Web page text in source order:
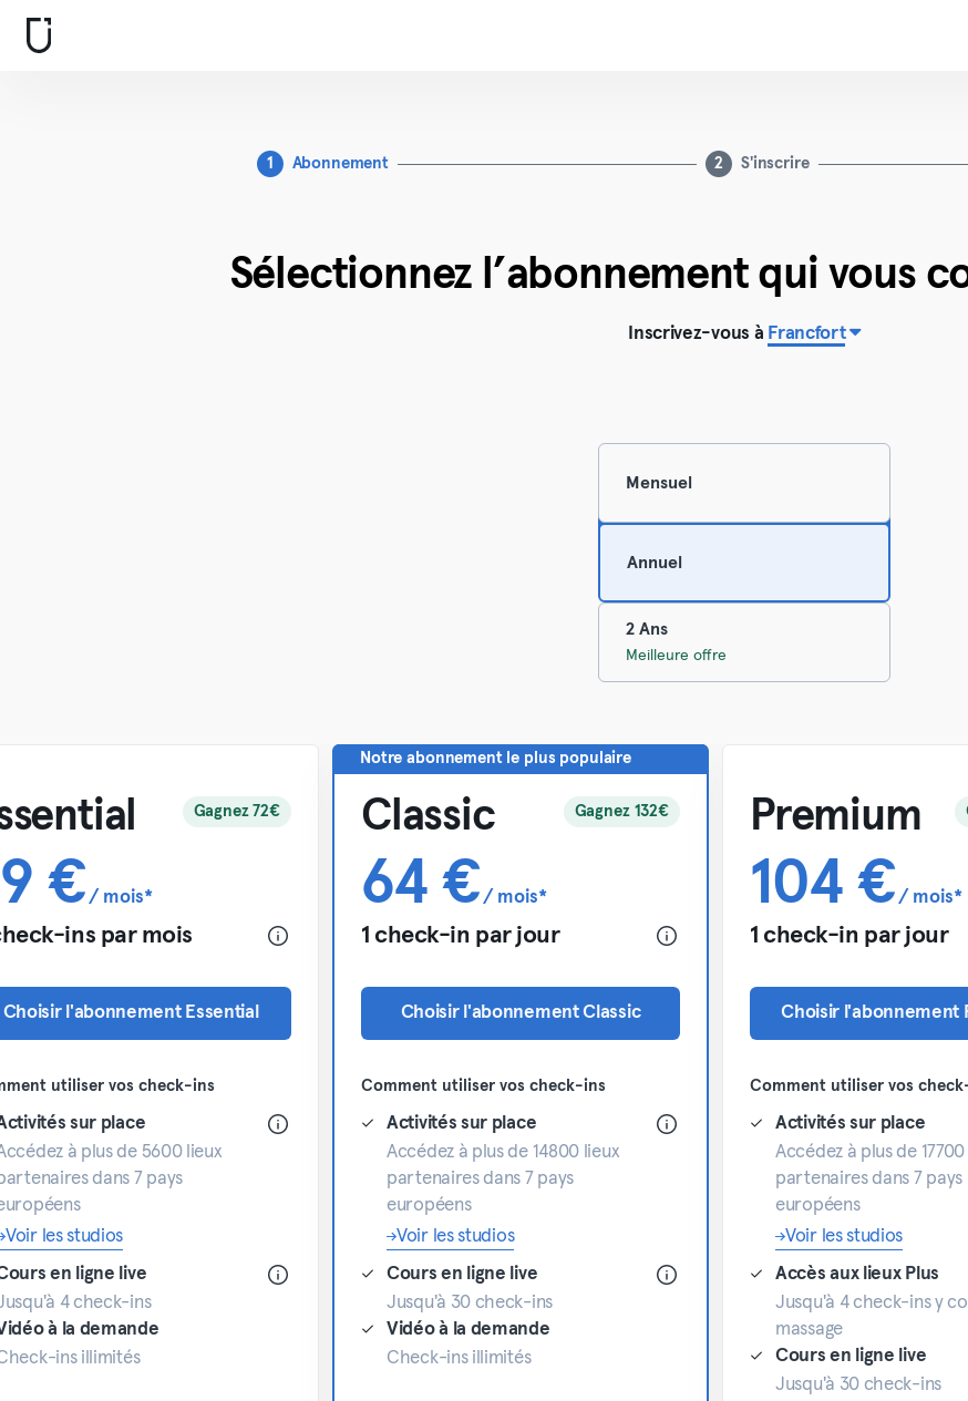
1 Abonnement 2 S'inscrire
Sélectionnez l’abonnement qui vous
Inscrivez-vous à Francfort
Mensuel
Annuel
2 Ans
Meilleure offre
Gagnez 72€
€ / mois*
ins par mois
Choisir l'abonnement Essential
utiliser vos check-ins
sur place
à plus de 5600 lieux
dans 7 pays
Voir les studios
en ligne live
4 check-ins
à la demande
ins illimités
Notre abonnement le plus populaire
Classic Gagnez 132€
64 € / mois*
1 check-in par jour
Choisir l'abonnement Classic
Comment utiliser vos check-ins
Activités sur place
Accédez à plus de 14800 lieux
partenaires dans 7 pays
européens
Voir les studios
Cours en ligne live
Jusqu'à 30 check-ins
Vidéo à la demande
Check-ins illimités
Premium
104 € / mois*
1 check-in par jour
Choisir l'abonnement
Comment utiliser vos
Activités sur place
Accédez à plus de
partenaires dans 7 pays
européens
Voir les studios
Accès aux lieux Plus
Jusqu'à 4 check-ins y
massage
Cours en ligne live
Jusqu'à 30 check-ins